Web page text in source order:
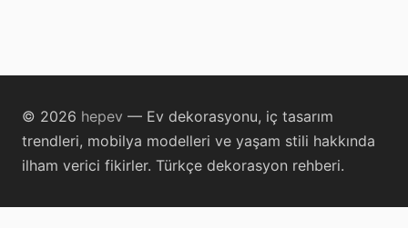
© 2026 hepev — Ev dekorasyonu, iç tasarım
trendleri, mobilya modelleri ve yaşam stili hakkında
ilham verici fikirler. Türkçe dekorasyon rehberi.